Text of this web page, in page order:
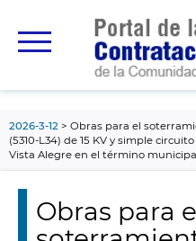
principal
2026-3-12
Obras para el
(5310-L34) de 15 KV y simple
Vista Alegre en el término
Obras para